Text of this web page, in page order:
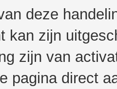
deze
kan zijn
zijn van
pagina direct